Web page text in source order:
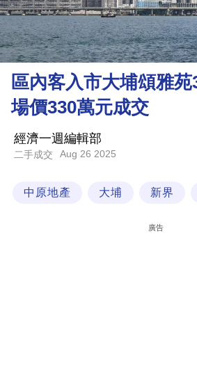
樓
市
理
財
商
業
科
區內客入市大埔頌雅
場價330萬元成交
經濟一週編輯部
二手成交 Aug 26 2025
中原地產 大埔 新界
廣告